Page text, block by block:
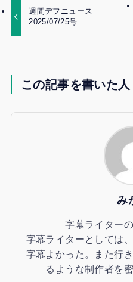
週間デフニュース
2025/07/25号
この記事を書いた人
み
字幕ライター
字幕ライターとしては
字幕よかった。また行
るような制作者を